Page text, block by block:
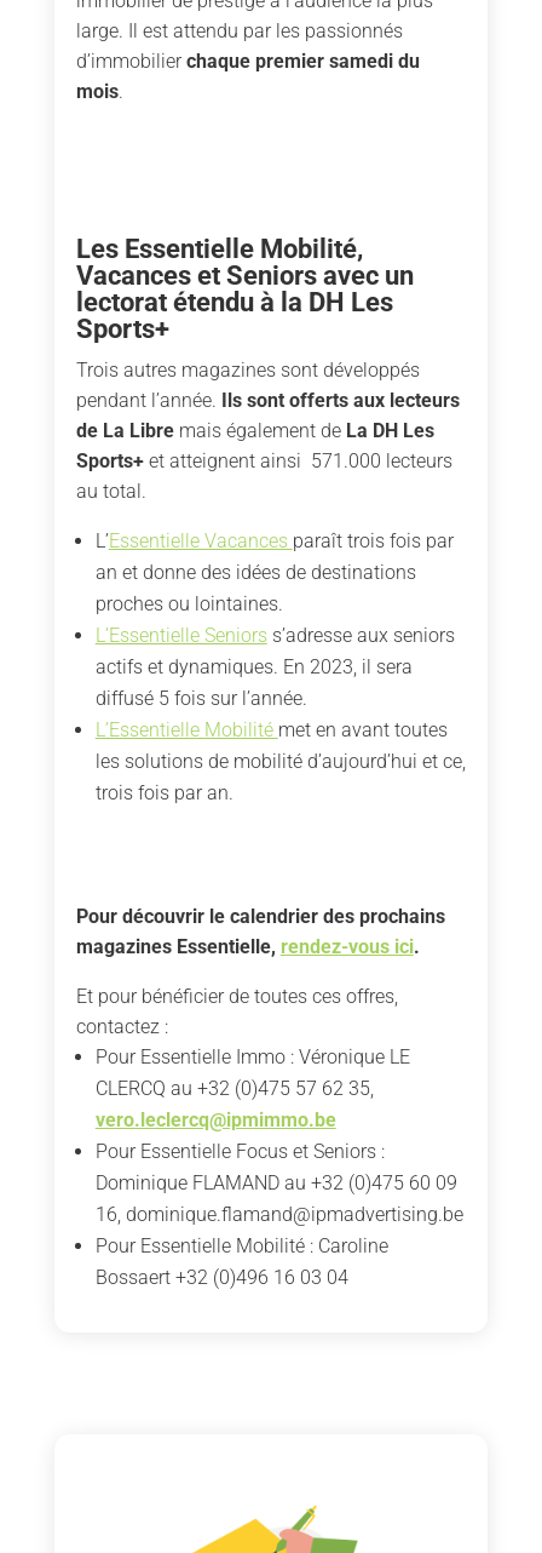
large. Il est attendu par les passionnés
d’immobilierchaque premier samedi du
mois.
Les Essentielle Mobilité,
Vacances et Seniors avec un
lectorat étendu à la DH Les
Sports+
Trois autres magazines sont développés
pendant l’année. Ils sont offerts aux lecteurs
de La Libre mais également de La DH Les
Sports+et atteignent ainsi 571.000 lecteurs
au total.
L’Essentielle Vacances paraît trois fois par
an et donne des idées de destinations
proches ou lointaines.
L’Essentielle Seniorss’adresse aux seniors
actifs et dynamiques. En 2023, il sera
diffusé 5 fois sur l’année.
L’Essentielle Mobilité met en avant toutes
les solutions de mobilité d’aujourd’hui et ce,
trois fois par an.
Pour découvrir le calendrier des prochains
magazines Essentielle, rendez-vous ici.
Et pour bénéficier de toutes ces offres,
contactez :
Pour Essentielle Immo : Véronique LE
CLERCQ au +32 (0)475 57 62 35,
vero.leclercq@ipmimmo.be
Pour Essentielle Focus et Seniors :
Dominique FLAMAND au +32 (0)475 60 09
16, dominique.flamand@ipmadvertising.be
Pour Essentielle Mobilité : Caroline
Bossaert +32 (0)496 16 03 04